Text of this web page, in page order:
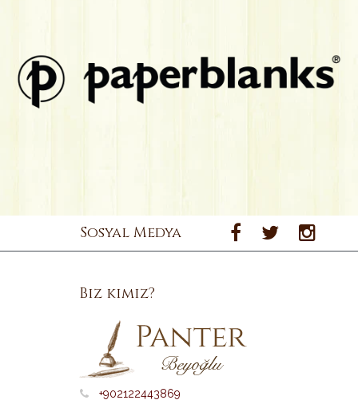
Sosyal Medya
Biz kimiz?
+902122443869